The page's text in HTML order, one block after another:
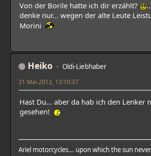
Von der Borile hatte ich dir erzählt?
denke nur... wegen der alte Leute
Morini
Heiko Oldi-Liebhaber
21 Mai 2012, 13:10:37
Hast Du... aber da hab ich den Lenker
gesehen!
Ariel motorcycles... upon which the sun